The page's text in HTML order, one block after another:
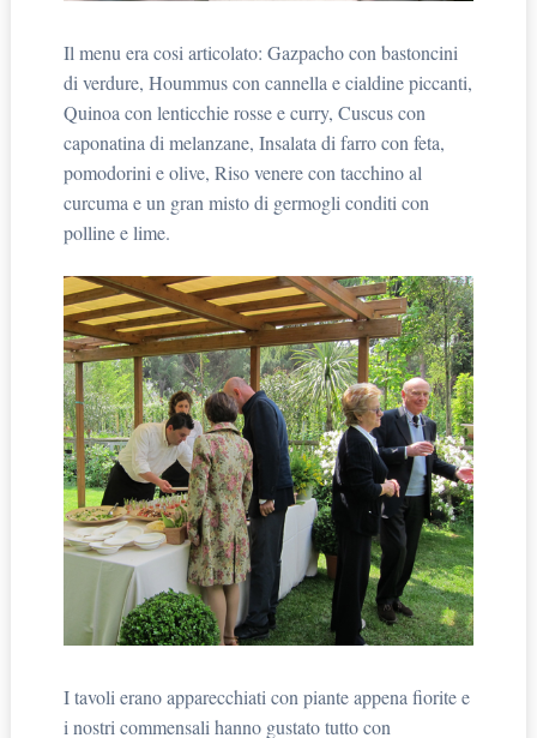
Il menu era cosi articolato: Gazpacho con bastoncini
di verdure, Hoummus con cannella e cialdine piccanti,
Quinoa con lenticchie rosse e curry, Cuscus con
caponatina di melanzane, Insalata di farro con feta,
pomodorini e olive, Riso venere con tacchino al
curcuma e un gran misto di germogli conditi con
polline e lime.
I tavoli erano apparecchiati con piante appena fiorite e
i nostri commensali hanno gustato tutto con